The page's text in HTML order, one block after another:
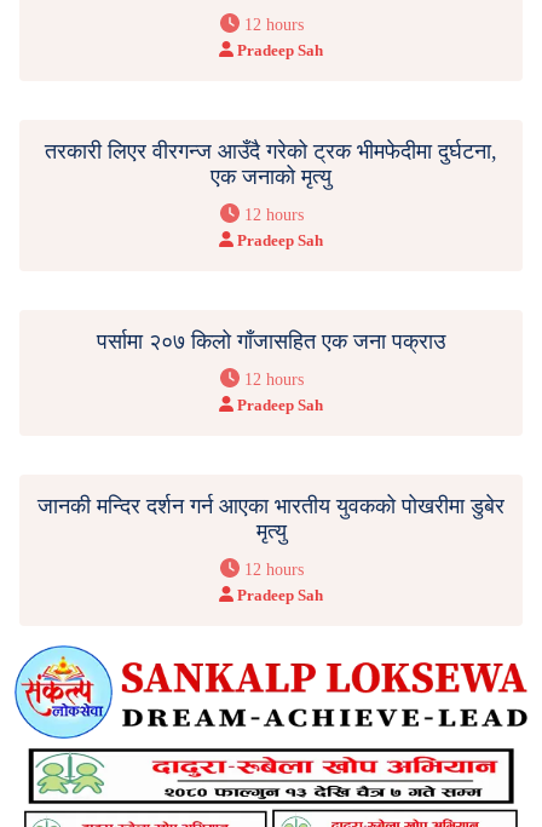
12 hours
Pradeep Sah
तरकारी लिएर वीरगन्ज आउँदै गरेको ट्रक भीमफेदीमा दुर्घटना,
एक जनाको मृत्यु
12 hours
Pradeep Sah
पर्सामा २०७ किलो गाँजासहित एक जना पक्राउ
12 hours
Pradeep Sah
जानकी मन्दिर दर्शन गर्न आएका भारतीय युवकको पोखरीमा डुबेर
मृत्यु
12 hours
Pradeep Sah